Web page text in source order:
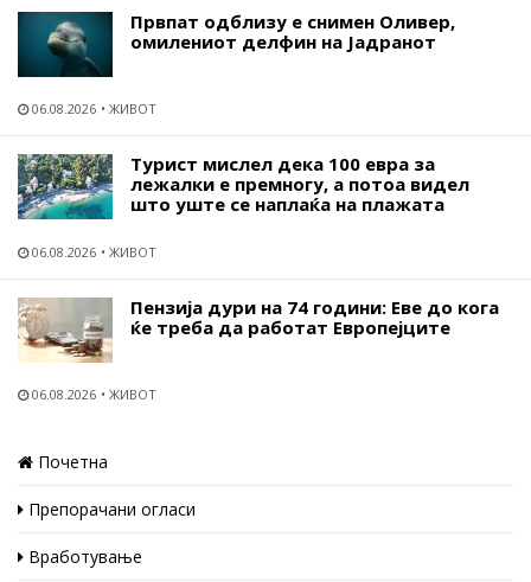
Првпат одблизу е снимен Оливер,
омилениот делфин на Јадранот
06.08.2026 ЖИВОТ
Турист мислел дека 100 евра за
лежалки е премногу, а потоа видел
што уште се наплаќа на плажата
06.08.2026 ЖИВОТ
Пензија дури на 74 години: Еве до кога
ќе треба да работат Европејците
06.08.2026 ЖИВОТ
Почетна
Препорачани огласи
Вработување